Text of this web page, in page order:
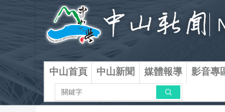
區
中山首頁 中山新聞 媒體報導 影音專
搜尋